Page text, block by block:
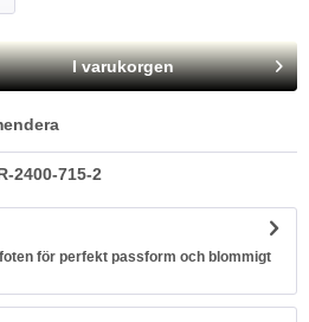
I varukorgen
2400-715-2
för perfekt passform och blommigt